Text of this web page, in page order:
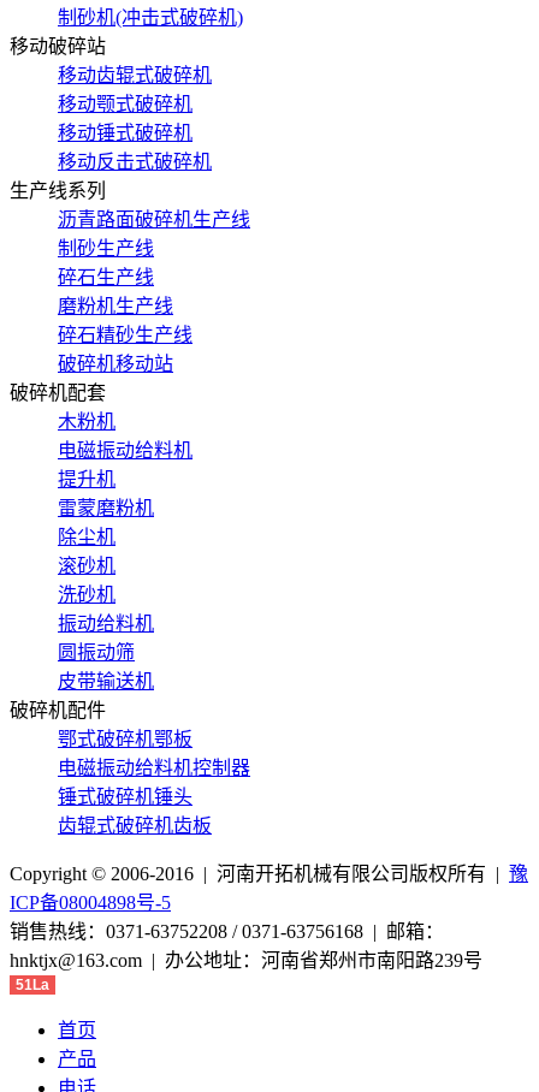
制砂机(冲击式破碎机)
移动破碎站
移动齿辊式破碎机
移动颚式破碎机
移动锤式破碎机
移动反击式破碎机
生产线系列
沥青路面破碎机生产线
制砂生产线
碎石生产线
磨粉机生产线
碎石精砂生产线
破碎机移动站
破碎机配套
木粉机
电磁振动给料机
提升机
雷蒙磨粉机
除尘机
滚砂机
洗砂机
振动给料机
圆振动筛
皮带输送机
破碎机配件
鄂式破碎机鄂板
电磁振动给料机控制器
锤式破碎机锤头
齿辊式破碎机齿板
Copyright © 2006-2016 | 河南开拓机械有限公司版权所有 | 豫
ICP备08004898号-5
销售热线：0371-63752208 / 0371-63756168 | 邮箱：
hnktjx@163.com | 办公地址：河南省郑州市南阳路239号
51La
首页
产品
电话